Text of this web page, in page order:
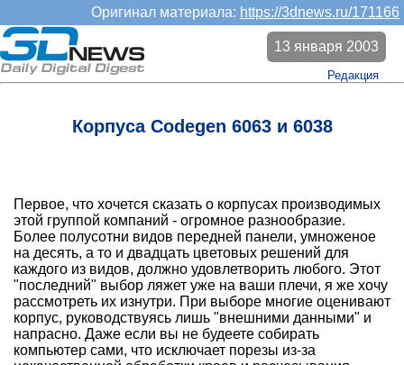
Оригинал материала: https://3dnews.ru/171166
Корпуса Codegen 6063 и 6038
13 января 2003
Редакция
Первое, что хочется сказать о корпусах производимых
этой группой компаний - огромное разнообразие.
Более полусотни видов передней панели, умноженое
на десять, а то и двадцать цветовых решений для
каждого из видов, должно удовлетворить любого. Этот
"последний" выбор ляжет уже на ваши плечи, я же хочу
рассмотреть их изнутри. При выборе многие оценивают
корпус, руководствуясь лишь "внешними данными" и
напрасно. Даже если вы не будеете собирать
компьютер сами, что исключает порезы из-за